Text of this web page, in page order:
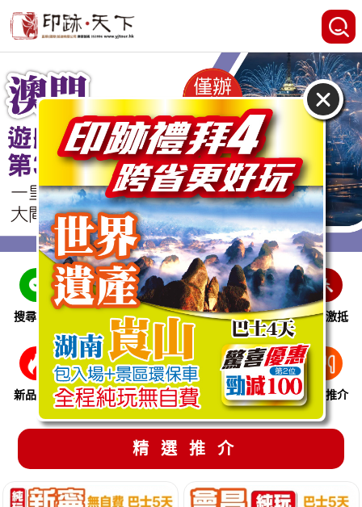
搜尋線路 跨省巴士 即時特惠 休閒娛樂 會員激抵
新品推介 季節限定 溫泉養生 買一送一 美食推介
精選推介